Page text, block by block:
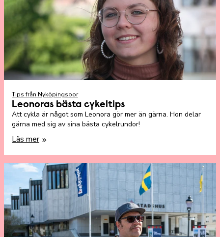
Tips från Nyköpingsbor
Leonoras bästa cykeltips
Att cykla är något som Leonora gör mer än gärna. Hon delar
gärna med sig av sina bästa cykelrundor!
Läs mer